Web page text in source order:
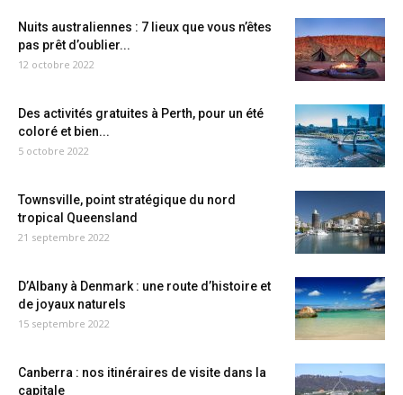
Nuits australiennes : 7 lieux que vous n’êtes
pas prêt d’oublier...
12 octobre 2022
Des activités gratuites à Perth, pour un été
coloré et bien...
5 octobre 2022
Townsville, point stratégique du nord
tropical Queensland
21 septembre 2022
D’Albany à Denmark : une route d’histoire et
de joyaux naturels
15 septembre 2022
Canberra : nos itinéraires de visite dans la
capitale